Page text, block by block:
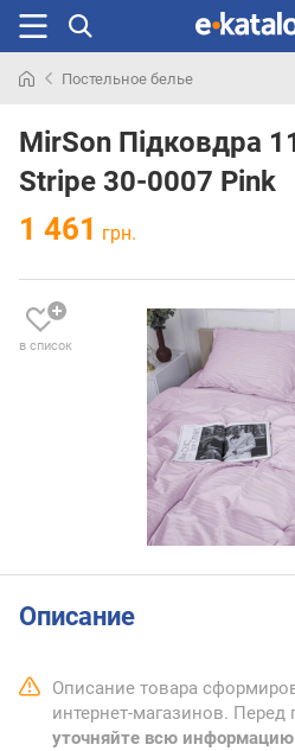
раньше
Постельное белье
MirSon Підковдра
Stripe 30-0007 Pink
1 461 грн.
в список
Описание
Описание товара
интернет-магазинов. Перед
уточняйте всю информацию